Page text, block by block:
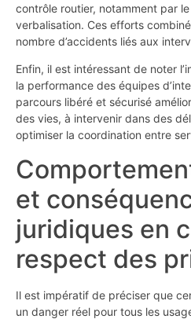
contrôle routier, notamment par
verbalisation. Ces efforts
nombre d’accidents liés aux
Enfin, il est intéressant de noter
la performance des équipes
parcours libéré et sécurisé
des vies, à intervenir dans des
optimiser la coordination entre
et
juridiques en
respect des
Il est impératif de préciser que
un danger réel pour tous les